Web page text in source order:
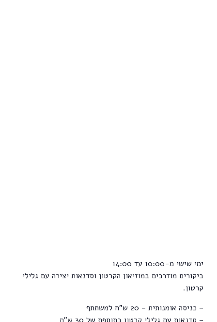
ימי שישי מ-10:00 עד 14:00
ביקורים מודרכים במוזיאון הקרטון וסדנאות יצירה עם גלילי
קרטון.
– כניסה אומנותית – 20 ש"ח למשתתף